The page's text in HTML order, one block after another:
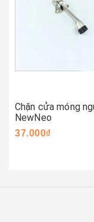
Chặn cửa móng
NewNeo
37.000₫